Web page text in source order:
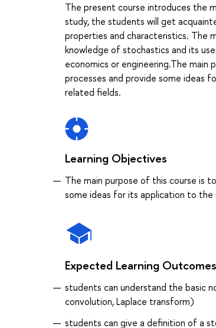
The present course introduces the
study, the students will get
properties and characteristics. The
knowledge of stochastics and its
economics or engineering.The
processes and provide some ideas
related fields.
Learning Objectives
The main purpose of this course is
some ideas for its application to the
Expected Learning Outcomes
students can understand the basic
convolution, Laplace transform)
students can give a definition of a